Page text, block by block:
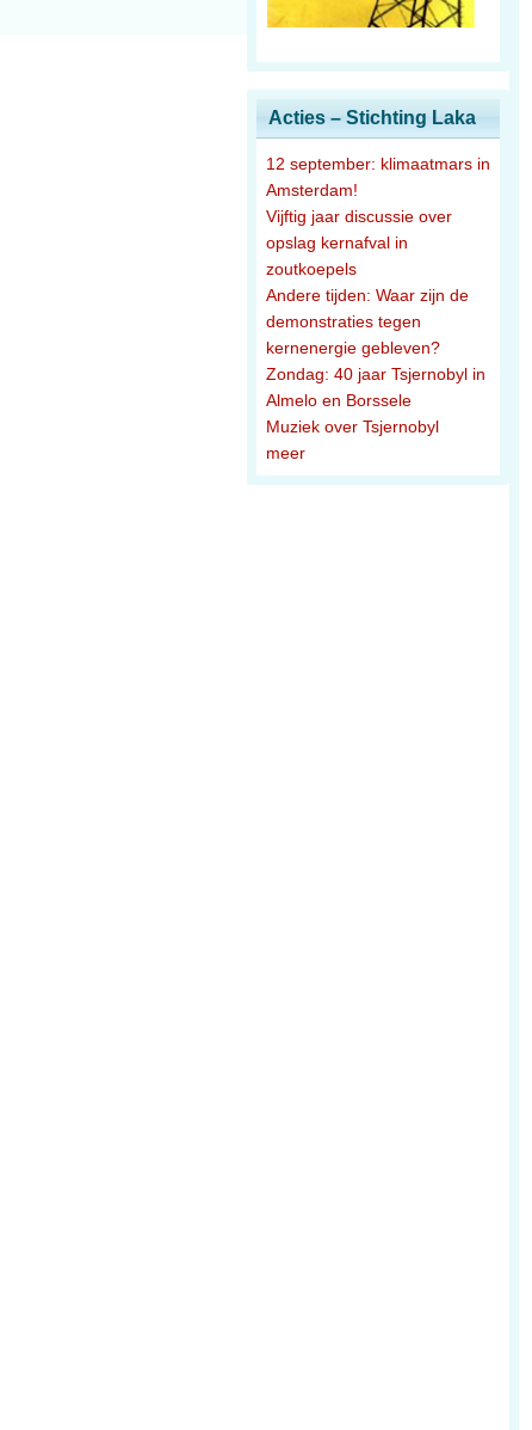
Acties – Stichting Laka
12 september: klimaatmars in
Amsterdam!
Vijftig jaar discussie over
opslag kernafval in
zoutkoepels
Andere tijden: Waar zijn de
demonstraties tegen
kernenergie gebleven?
Zondag: 40 jaar Tsjernobyl in
Almelo en Borssele
Muziek over Tsjernobyl
meer